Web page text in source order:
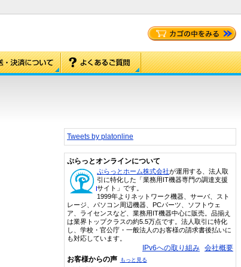
Tweets by platonline
ぷらっとオンラインについて
ぷらっとホーム株式会社が運用する、法人取
引に特化した「業務用IT機器専門の調達支援
サイト」です。
1999年よりネットワーク機器、サーバ、スト
レージ、パソコン周辺機器、PCパーツ、ソフトウェ
ア、ライセンスなど、業務用IT機器中心に販売。品揃え
は業界トップクラスの約5.5万点です。法人取引に特化
し、学校・官公庁・一般法人のお客様の請求書後払いに
も対応しています。
IPv6への取り組み 会社概要
お客様からの声 もっと見る